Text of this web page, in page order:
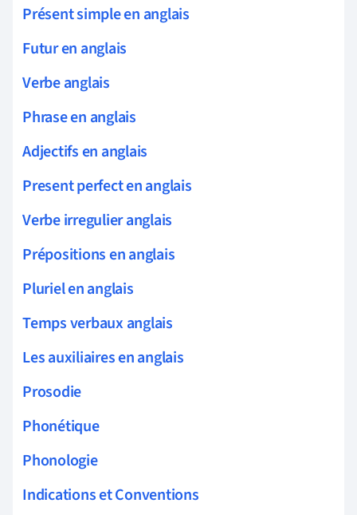
Présent simple en anglais
Futur en anglais
Verbe anglais
Phrase en anglais
Adjectifs en anglais
Present perfect en anglais
Verbe irregulier anglais
Prépositions en anglais
Pluriel en anglais
Temps verbaux anglais
Les auxiliaires en anglais
Prosodie
Phonétique
Phonologie
Indications et Conventions